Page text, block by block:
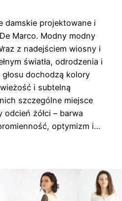
damskie projektowane i
Marco. Modny modny
z nadejściem wiosny i
światła, odrodzenia i
dochodzą kolory
i subtelną
szczególne miejsce
odcień żółci – barwa
optymizm i…